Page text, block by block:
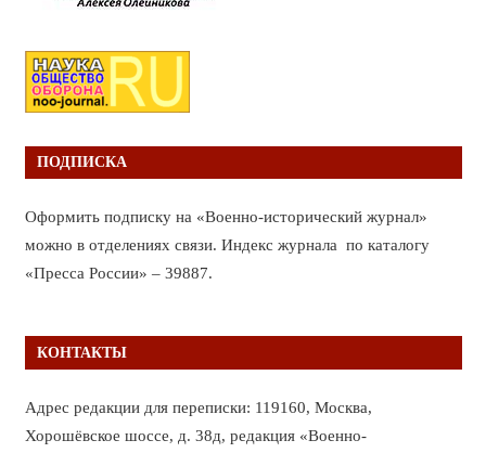
ПОДПИСКА
Оформить подписку на «Военно-исторический журнал»
можно в отделениях связи. Индекс журнала по каталогу
«Пресса России» – 39887.
КОНТАКТЫ
Адрес редакции для переписки: 119160, Москва,
Хорошёвское шоссе, д. 38д, редакция «Военно-